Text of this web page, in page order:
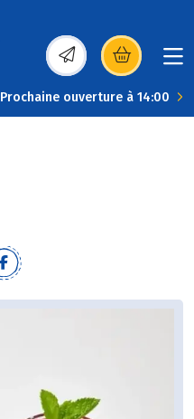
(s’ouvre dans une
Prochaine ouverture à 14:00